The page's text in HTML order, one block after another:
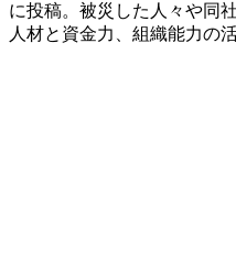
に投稿。被災した人々や同
人材と資金力、組織能力の